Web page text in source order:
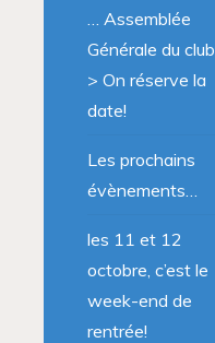
… Assemblée
Générale du club
> On réserve la
date!
Les prochains
évènements…
les 11 et 12
octobre, c’est le
week-end de
rentrée!